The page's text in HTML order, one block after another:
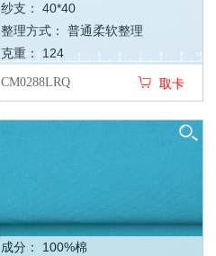
纱支： 40*40
整理方式： 普通柔软整理
克重： 124
CM0288LRQ 取卡
成分： 100%棉